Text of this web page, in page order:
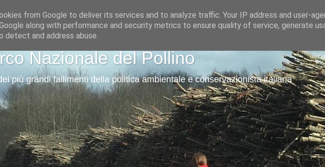
Nazionale del Pollino
più grandi fallimenti della politica ambientale e conservazionista italiana
from Google to deliver its services and to analyze traffic. Your IP address and user-
along with performance and security metrics to ensure quality of service, generate
detect and address abuse.